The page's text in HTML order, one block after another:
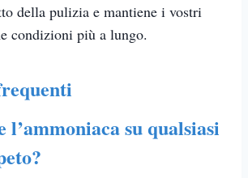
della pulizia e mantiene i vostri
condizioni più a lungo.
l’ammoniaca su qualsiasi